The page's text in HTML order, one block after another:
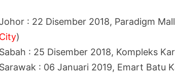
: 22 Disember 2018, Paradigm
)
: 25 Disember 2018, Kompleks
: 06 Januari 2019, Emart Batu